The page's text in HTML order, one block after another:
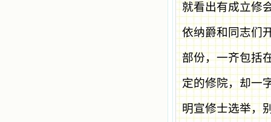
就看出有成立修
依纳爵和同志们
部份，一齐包括
定的修院，却一
明宣修士选举，